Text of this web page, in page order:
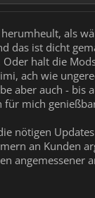
als
das ist dicht
halt die
ach wie
aber auch - bis
mich
nötigen
an Kunden
angemessener